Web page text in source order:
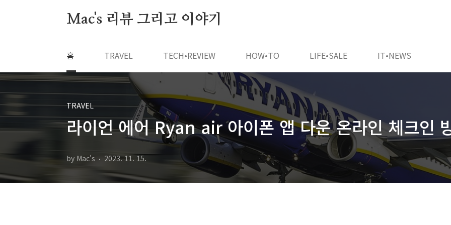
Mac's 리뷰 그리고 이야기
홈 TRAVEL TECH•REVIEW HOW•TO LIFE•SALE IT•NEWS
TRAVEL
라이언 에어 Ryan air 아이폰 앱 다운 온라인 체크인
by Mac's 2023. 11. 15.